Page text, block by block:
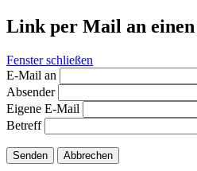
Link per Mail an einen
Fenster schließen
E-Mail an
Absender
Eigene E-Mail
Betreff
Senden Abbrechen